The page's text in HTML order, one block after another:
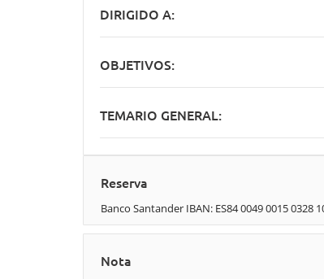
DIRIGIDO A:
OBJETIVOS:
TEMARIO GENERAL:
Reserva
Banco Santander IBAN: ES84 0049 0015 0328
Nota